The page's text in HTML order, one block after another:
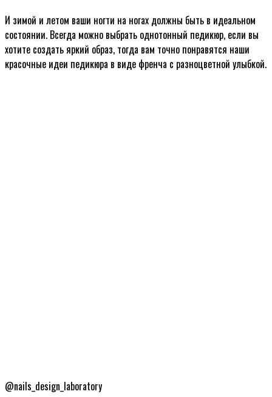
И зимой и летом ваши ногти на ногах должны быть в идеальном
состоянии. Всегда можно выбрать однотонный педикюр, если вы
хотите создать яркий образ, тогда вам точно понравятся наши
красочные идеи педикюра в виде френча с разноцветной улыбкой.
@nails_design_laboratory